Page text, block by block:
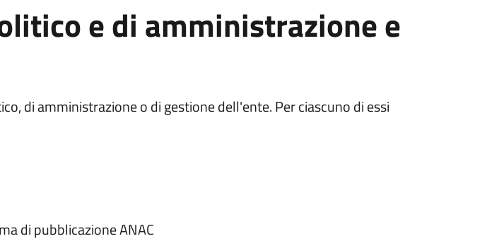
e di amministrazione e
di amministrazione o di gestione dell'ente. Per ciascuno di essi
di pubblicazione ANAC